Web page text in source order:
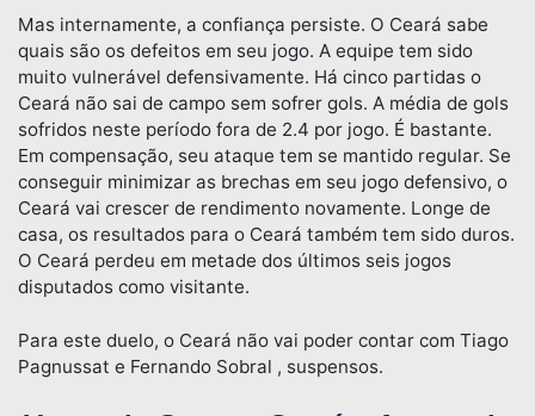
Mas internamente, a confiança persiste. O Ceará sabe
quais são os defeitos em seu jogo. A equipe tem sido
muito vulnerável defensivamente. Há cinco partidas o
Ceará não sai de campo sem sofrer gols. A média de gols
sofridos neste período fora de 2.4 por jogo. É bastante.
Em compensação, seu ataque tem se mantido regular. Se
conseguir minimizar as brechas em seu jogo defensivo, o
Ceará vai crescer de rendimento novamente. Longe de
casa, os resultados para o Ceará também tem sido duros.
O Ceará perdeu em metade dos últimos seis jogos
disputados como visitante.
Para este duelo, o Ceará não vai poder contar com Tiago
Pagnussat e Fernando Sobral , suspensos.